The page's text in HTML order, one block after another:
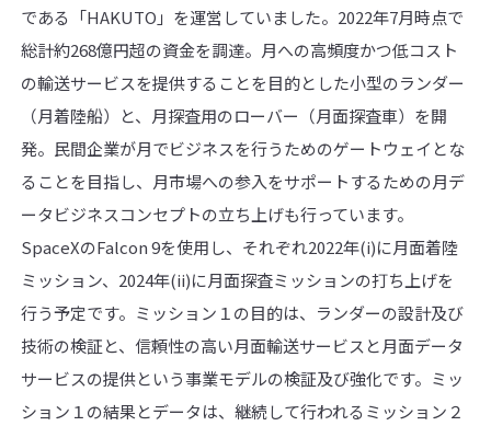
である「HAKUTO」を運営していました。2022年7月時点で
総計約268億円超の資金を調達。月への高頻度かつ低コスト
の輸送サービスを提供することを目的とした小型のランダー
（月着陸船）と、月探査用のローバー（月面探査車）を開
発。民間企業が月でビジネスを行うためのゲートウェイとな
ることを目指し、月市場への参入をサポートするための月デ
ータビジネスコンセプトの立ち上げも行っています。
SpaceXのFalcon 9を使用し、それぞれ2022年(i)に月面着陸
ミッション、2024年(ii)に月面探査ミッションの打ち上げを
行う予定です。ミッション１の目的は、ランダーの設計及び
技術の検証と、信頼性の高い月面輸送サービスと月面データ
サービスの提供という事業モデルの検証及び強化です。ミッ
ション１の結果とデータは、継続して行われるミッション２